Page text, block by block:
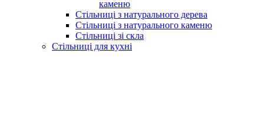
каменю
Стільниці з натурального дерева
Стільниці з натурального каменю
Стільниці зі скла
Стільниці для кухні